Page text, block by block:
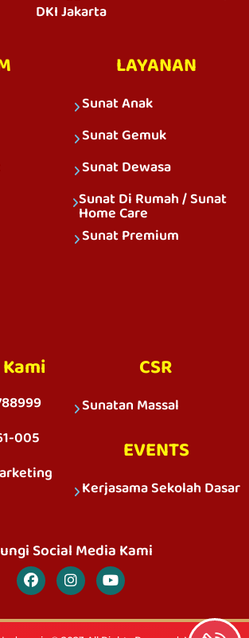
DKI Jakarta
LAYANAN
Sunat Anak
Sunat Gemuk
Sunat Dewasa
Sunat Di Rumah / Sunat
Home Care
Sunat Premium
005
CSR
Sunatan Massal
EVENTS
Kerjasama Sekolah Dasar
Social Media Kami